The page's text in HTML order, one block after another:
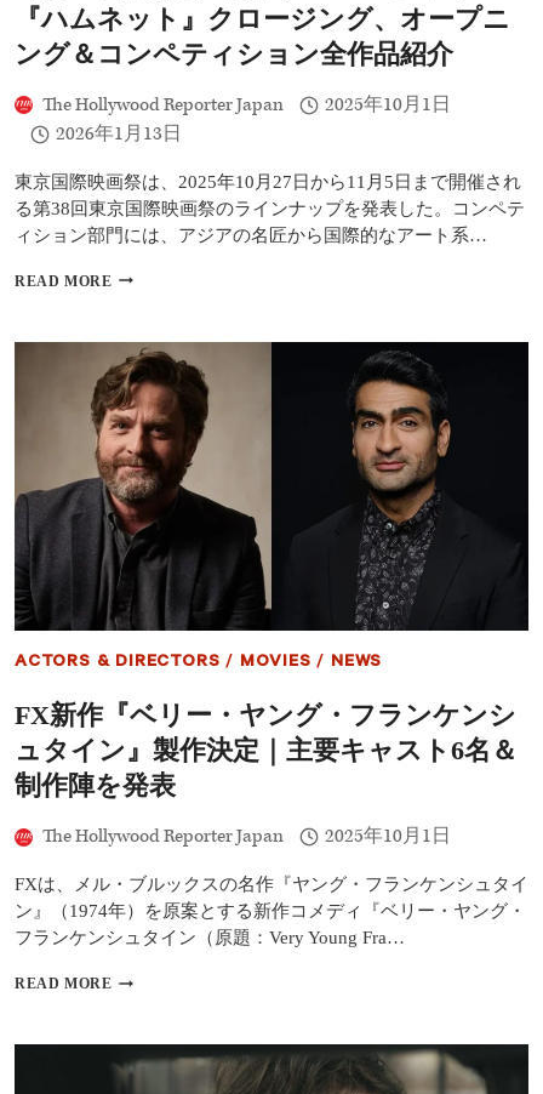
ら
『金
髪』
星
の
こ
う
側』
が
出
『ハムネット』クロージング、オープニ
ング＆コンペティション全作品紹介
The Hollywood Reporter Japan
2025年10月1日
2026年1月13日
東京国際映画祭は、2025年10月27日から11月5日まで開催され
る第38回東京国際映画祭のラインナップを発表した。コンペテ
ィション部門には、アジアの名匠から国際的なアート系…
READ MORE 【第
東
京
映
画
祭】
ク
ロ
エ・
ジ
ャ
オ
『ハ
ム
ネ
ト』
ロ
ジ
ン
グ、
ー
ニ
ン
グ
ィ
シ
ACTORS & DIRECTORS / MOVIES / NEWS
FX新作『ベリー・ヤング・フランケンシ
ュタイン』製作決定｜主要キャスト6名＆
制作陣を発表
The Hollywood Reporter Japan 2025年10月1日
FXは、メル・ブルックスの名作『ヤング・フランケンシュタイ
ン』（1974年）を原案とする新作コメディ『ベリー・ヤング・
フランケンシュタイン（原題：Very Young Fra…
READ MORE FX
『ベ
リ